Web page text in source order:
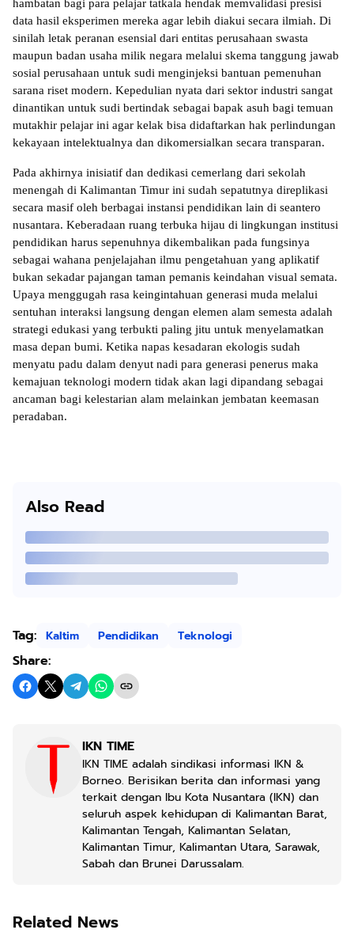
hambatan bagi para pelajar tatkala hendak memvalidasi presisi
data hasil eksperimen mereka agar lebih diakui secara ilmiah. Di
sinilah letak peranan esensial dari entitas perusahaan swasta
maupun badan usaha milik negara melalui skema tanggung jawab
sosial perusahaan untuk sudi menginjeksi bantuan pemenuhan
sarana riset modern. Kepedulian nyata dari sektor industri sangat
dinantikan untuk sudi bertindak sebagai bapak asuh bagi temuan
mutakhir pelajar ini agar kelak bisa didaftarkan hak perlindungan
kekayaan intelektualnya dan dikomersialkan secara transparan.
Pada akhirnya inisiatif dan dedikasi cemerlang dari sekolah
menengah di Kalimantan Timur ini sudah sepatutnya direplikasi
secara masif oleh berbagai instansi pendidikan lain di seantero
nusantara. Keberadaan ruang terbuka hijau di lingkungan institusi
pendidikan harus sepenuhnya dikembalikan pada fungsinya
sebagai wahana penjelajahan ilmu pengetahuan yang aplikatif
bukan sekadar pajangan taman pemanis keindahan visual semata.
Upaya menggugah rasa keingintahuan generasi muda melalui
sentuhan interaksi langsung dengan elemen alam semesta adalah
strategi edukasi yang terbukti paling jitu untuk menyelamatkan
masa depan bumi. Ketika napas kesadaran ekologis sudah
menyatu padu dalam denyut nadi para generasi penerus maka
kemajuan teknologi modern tidak akan lagi dipandang sebagai
ancaman bagi kelestarian alam melainkan jembatan keemasan
peradaban.
Also Read
Tag: Kaltim Pendidikan Teknologi
Share:
IKN TIME
IKN TIME adalah sindikasi informasi IKN &
Borneo. Berisikan berita dan informasi yang
terkait dengan Ibu Kota Nusantara (IKN) dan
seluruh aspek kehidupan di Kalimantan Barat,
Kalimantan Tengah, Kalimantan Selatan,
Kalimantan Timur, Kalimantan Utara, Sarawak,
Sabah dan Brunei Darussalam.
Related News